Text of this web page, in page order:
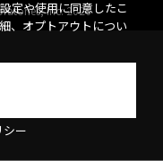
Inc. 2026
定や使用に同意したこ
、オプトアウトについ
シー